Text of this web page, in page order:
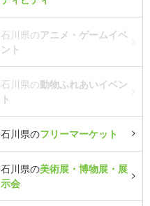
石川県のアニメ・ゲームイベ
ント
石川県の動物ふれあいイベン
ト
石川県のフリーマーケット
石川県の美術展・博物展・展
示会